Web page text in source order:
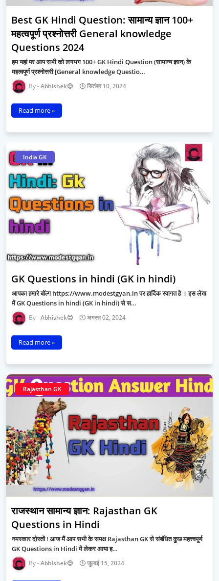
Best GK Hindi Question: सामान्य ज्ञान 100+
महत्वपूर्ण प्रश्नोत्तरी General knowledge
Questions 2024
हम यहां पर आप सभी को लगभग 100+ GK Hindi Question (सामान्य ज्ञान) के
महत्वपूर्ण प्रश्नोत्तरी [General knowledge Questio…
Abhishek😊 सितंबर 10, 2024
Read more »
India GK
GK Questions in hindi (GK in hindi)
आपका हमारे बॉल्ग https://www.modestgyan.in पर हार्दिक स्वागत है । इस लेख
में GK Questions in hindi (GK in hindi) से स…
Abhishek😊 अगस्त 02, 2024
Read more »
Rajasthan GK
राजस्थान सामान्य ज्ञान: Rajasthan GK
Questions in Hindi
नमस्कार दोस्तों ! आज मैं आप सभी के समक्ष Rajasthan GK से संबंधित कुछ महत्त्वपूर्ण
GK Questions in Hindi में लेकर आया ह…
Abhishek😊 जुलाई 15, 2024